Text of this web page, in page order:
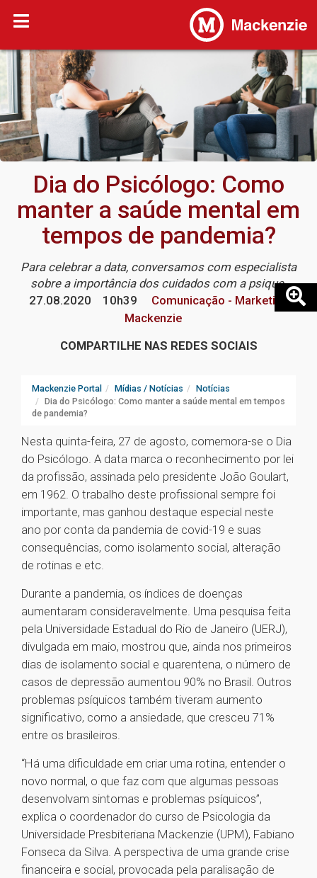
Dia do Psicólogo: Como
manter a saúde mental em
tempos de pandemia?
Para celebrar a data, conversamos com especialista
sobre a importância dos cuidados com a psique
27.08.2020
10h39
Comunicação - Marketing
Mackenzie
COMPARTILHE NAS REDES SOCIAIS
Mackenzie Portal Mídias / Notícias
Notícias
Dia do Psicólogo: Como manter a saúde mental em tempos
de pandemia?
Nesta quinta-feira, 27 de agosto, comemora-se o Dia
do Psicólogo. A data marca o reconhecimento por lei
da profissão, assinada pelo presidente João Goulart,
em 1962. O trabalho deste profissional sempre foi
importante, mas ganhou destaque especial neste
ano por conta da pandemia de covid-19 e suas
consequências, como isolamento social, alteração
de rotinas e etc.
Durante a pandemia, os índices de doenças
aumentaram consideravelmente. Uma pesquisa feita
pela Universidade Estadual do Rio de Janeiro (UERJ),
divulgada em maio, mostrou que, ainda nos primeiros
dias de isolamento social e quarentena, o número de
casos de depressão aumentou 90% no Brasil. Outros
problemas psíquicos também tiveram aumento
significativo, como a ansiedade, que cresceu 71%
entre os brasileiros.
“Há uma dificuldade em criar uma rotina, entender o
novo normal, o que faz com que algumas pessoas
desenvolvam sintomas e problemas psíquicos”,
explica o coordenador do curso de Psicologia da
Universidade Presbiteriana Mackenzie (UPM), Fabiano
Fonseca da Silva. A perspectiva de uma grande crise
financeira e social, provocada pela paralisação de